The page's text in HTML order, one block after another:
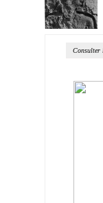
Consulter